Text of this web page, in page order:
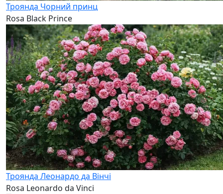
Троянда Чорний принц
Rosa Black Prince
Троянда Леонардо да Вінчі
Rosa Leonardo da Vinci